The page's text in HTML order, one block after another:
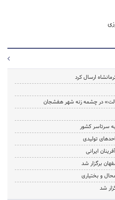
ارسال کرد
در چشمه زنه شهر هفشجان
سرتاسر کشور
تولیدی
ایرانی
برگزار شد
و بختیاری
شد